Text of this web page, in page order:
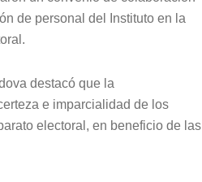
de personal del Instituto en la
destacó que la
e imparcialidad de los
electoral, en beneficio de las